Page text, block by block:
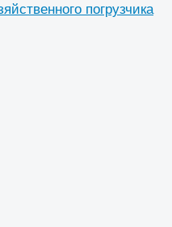
погрузчика